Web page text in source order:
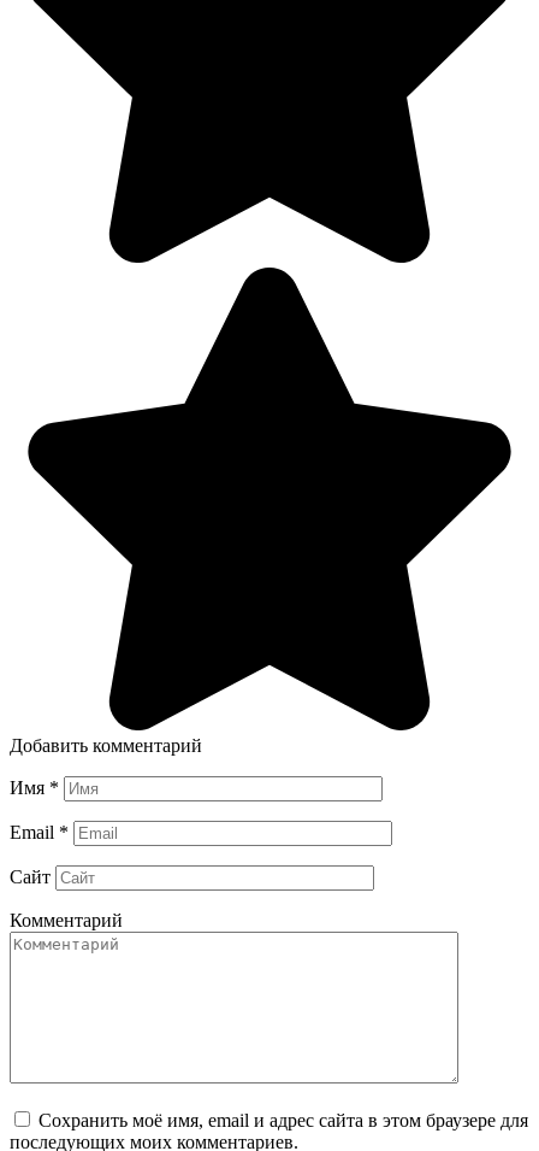
Добавить комментарий
Имя *
Email *
Сайт
Комментарий
Сохранить моё имя, email и адрес сайта в этом браузере для
последующих моих комментариев.